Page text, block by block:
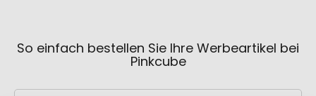
So einfach bestellen Sie Ihre Werbeartikel bei
Pinkcube